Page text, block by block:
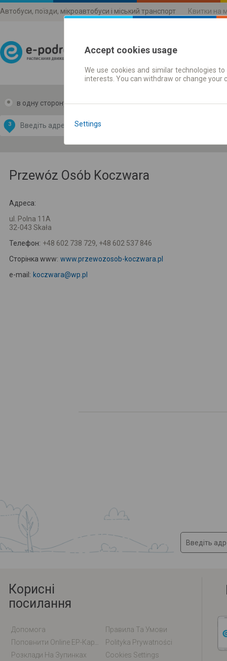
Автобуси, поїзди, мікроавтобуси і міський транспорт Квитки на
Розклади руху
в одну сторону в дві сторони
З
by
OpenStreetMap
Przewóz Osób Koczwara
Адреса:
ul. Polna 11A
32-043 Skała
Телефон: +48 602 738 729, +48 602 537 846
Сторінка www: www.przewozosob-koczwara.pl
e-mail: koczwara@wp.pl
Корисні
посилання
Допомога
Правила Та Умови
Polityka Prywatności
Розклади На Зупинках
Cookies Settings
Accept cookies usage
We use cookies and similar technologies
interests. You can withdraw or change
Settings